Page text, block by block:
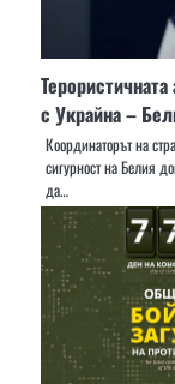
с Украйна –
Координаторът на
сигурност на Белия
да…